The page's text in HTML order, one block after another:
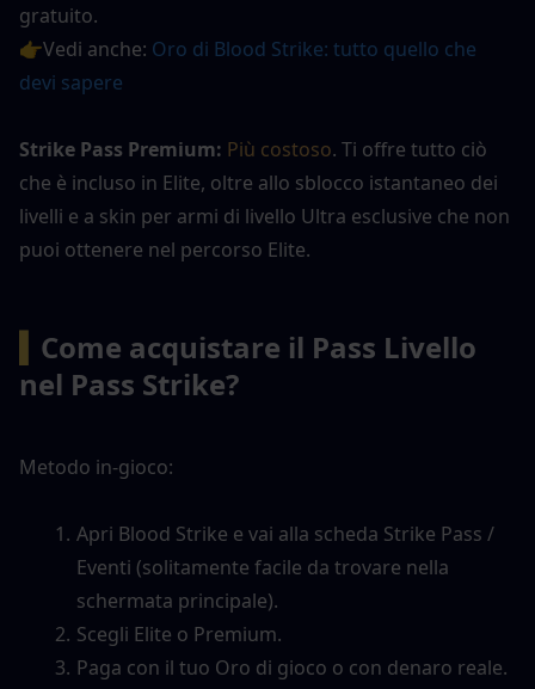
gratuito.
👉Vedi anche: Oro di Blood Strike: tutto quello che
devi sapere
Strike Pass Premium: Più costoso. Ti offre tutto ciò
che è incluso in Elite, oltre allo sblocco istantaneo dei
livelli e a skin per armi di livello Ultra esclusive che non
puoi ottenere nel percorso Elite.
Come acquistare il Pass Livello
nel Pass Strike?
Metodo in-gioco:
Apri Blood Strike e vai alla scheda Strike Pass /
Eventi (solitamente facile da trovare nella
schermata principale).
Scegli Elite o Premium.
Paga con il tuo Oro di gioco o con denaro reale.